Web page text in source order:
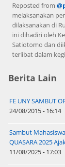
Reposted from
melaksanakan
dilaksanakan di
ini dihadiri oleh
Satiotomo dan
terlibat dalam
Berita Lain
FE UNY SAMBUT
24/08/2015 - 16:14
Sambut
QUASARA 2025
11/08/2025 - 17:03